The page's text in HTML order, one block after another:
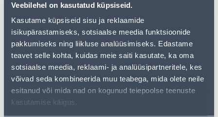
Veebilehel on kasutatud küpsiseid.
Kasutame küpsiseid sisu ja reklaamide
isikupärastamiseks, sotsiaalse meedia funktsioonide
pakkumiseks ning liikluse analüüsimiseks. Edastame
teavet selle kohta, kuidas meie saiti kasutate, ka oma
sotsiaalse meedia, reklaami- ja analüüsipartneritele, kes
võivad seda kombineerida muu teabega, mida olete neile
esitanud või mida nad on kogunud teiepoolse teenuste
kasutamise käigus.
VENT.REST 130*300 HALL
PLAST
6.39 € /tk
для
авторизованного
VENT.REST 250*170 HALL
PLASTIK
6.66 € /tk
для
авторизованного